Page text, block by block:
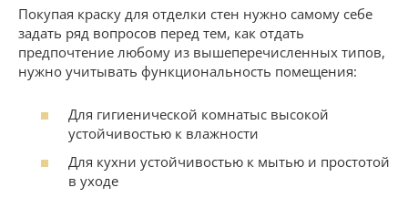
Покупая краску для отделки стен нужно самому себе
задать ряд вопросов перед тем, как отдать
предпочтение любому из вышеперечисленных типов,
нужно учитывать функциональность помещения:
Для гигиенической комнатыс высокой
устойчивостью к влажности
Для кухни устойчивостью к мытью и простотой
в уходе